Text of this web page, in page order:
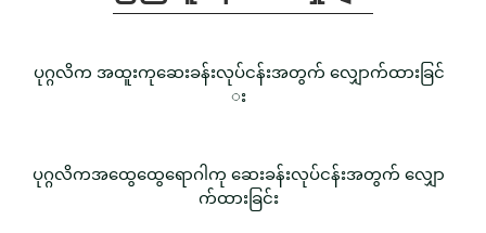
ပုဂ္ဂလိက အထူးကုဆေးခန်းလုပ်ငန်းအတွက် လျှောက်ထားခြင်
း
ပုဂ္ဂလိကအထွေထွေရောဂါကု ဆေးခန်းလုပ်ငန်းအတွက် လျှော
က်ထားခြင်း